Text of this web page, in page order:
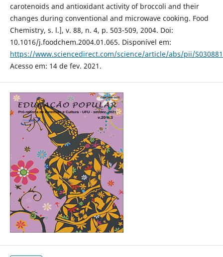
carotenoids and antioxidant activity of broccoli and their
changes during conventional and microwave cooking. Food
Chemistry, s. l.], v. 88, n. 4, p. 503-509, 2004. Doi:
10.1016/j.foodchem.2004.01.065. Disponível em:
https://www.sciencedirect.com/science/article/abs/pii/
Acesso em: 14 de fev. 2021.